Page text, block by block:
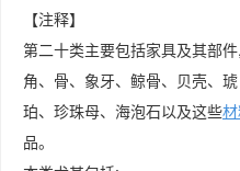
【注释】
第二十类主要包括家具及其部
角、骨、象牙、鲸骨、贝壳、琥
珀、珍珠母、海泡石以及这些
品。